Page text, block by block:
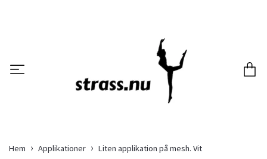
Hem Applikationer Liten applikation på mesh. Vit